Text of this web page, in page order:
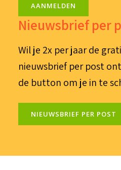
AANMELDEN
Nieuwsbrief per
Wil je 2x per jaar de
nieuwsbrief per post
de button om je in te
NIEUWSBRIEF PER POST